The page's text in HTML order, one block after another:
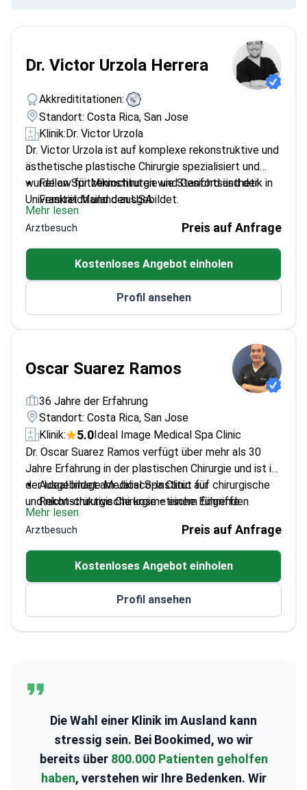
Dr. Victor Urzola Herrera
Akkredititationen:
Standort: Costa Rica, San Jose
Klinik:Dr. Victor Urzola
Dr. Victor Urzola ist auf komplexe rekonstruktive und
ästhetische plastische Chirurgie spezialisiert und
wurde an Spitzeninstituten wie Stanford und der
Universität Mailand ausgebildet.
Fellow für Mikrochirurgie und Gesichtsästhetik in
Frankreich und den USA
Experte für Körperkonturierung nach bariatrischen
Eingriffen und Stammzellenanwendungen
Ehemaliger Präsident der Costa Ricanischen
Vereinigung für Plastische Chirurgie
Mitglied mehrerer renommierter internationaler
Gesellschaften für plastische Chirurgie
Mehr lesen
Arztbesuch Preis auf Anfrage
Kostenloses Angebot einholen
Profil ansehen
Oscar Suarez Ramos
36 Jahre der Erfahrung
Standort: Costa Rica, San Jose
Klinik:
5.0Ideal Image Medical Spa Clinic
Dr. Oscar Suarez Ramos verfügt über mehr als 30
Jahre Erfahrung in der plastischen Chirurgie und ist in
der Ideal Image Medical Spa Clinic auf chirurgische
und nicht-chirurgische kosmetische Eingriffe
spezialisiert.
Ausgebildet am Jalisco-Institut für
Rekonstruktive Chirurgie – einem führenden
Institut für ästhetische Chirurgie
Mitglied der American Society of Aesthetic
Plastic Surgeons
Schwerpunkt auf personalisierter Betreuung mit
offener Kommunikation
Aktiv in internationalen Organisationen für
plastische Chirurgie
Mehr lesen
Arztbesuch Preis auf Anfrage
Kostenloses Angebot einholen
Profil ansehen
Die Wahl einer Klinik im Ausland kann
stressig sein. Bei Bookimed, wo wir
bereits über 800.000 Patienten geholfen
haben, verstehen wir Ihre Bedenken. Wir